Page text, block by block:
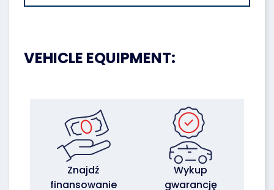
VEHICLE EQUIPMENT:
Znajdź
finansowanie
Wykup
gwarancję